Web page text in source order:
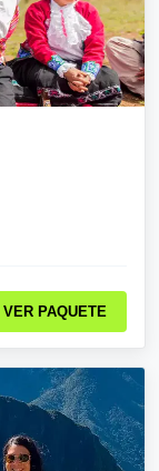
VER PAQUETE